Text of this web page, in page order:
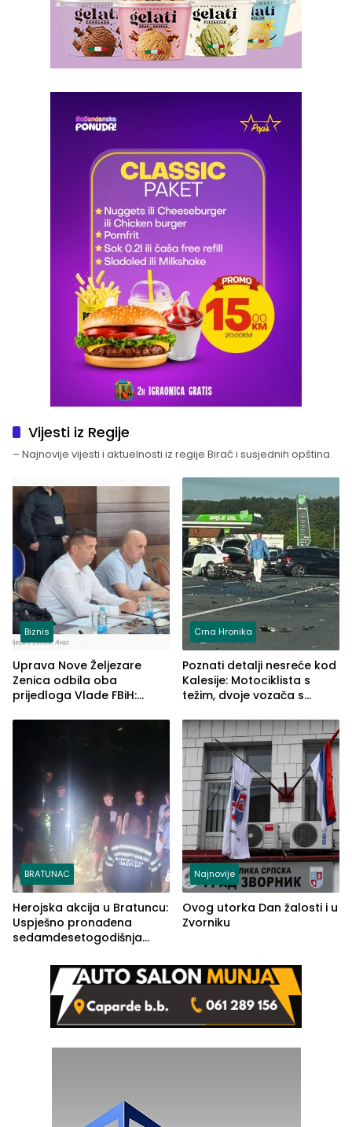
Vijesti iz Regije
– Najnovije vijesti i aktuelnosti iz regije Birač i susjednih opština.
Biznis
Uprava Nove Željezare
Zenica odbila oba
prijedloga Vlade FBiH:
rješenje
Crna Hronika
Poznati detalji nesreće kod
Kalesije: Motociklista s
težim, dvoje vozača s
BRATUNAC
Herojska akcija u Bratuncu:
Uspješno pronađena
sedamdesetogodišnja
Kravice.
Najnovije
Ovog utorka Dan žalosti i u
Zvorniku